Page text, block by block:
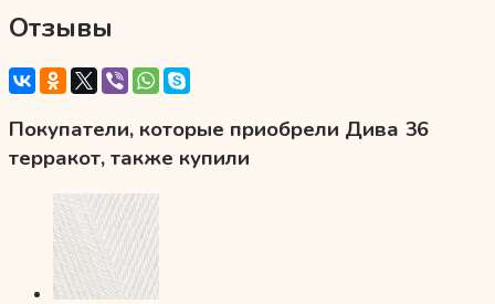
Отзывы
Покупатели, которые приобрели Дива 36
терракот, также купили